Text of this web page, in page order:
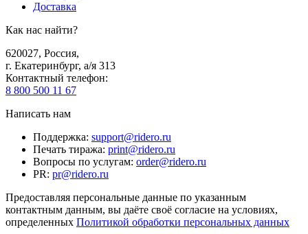
Доставка
Как нас найти?
620027, Россия,
г. Екатеринбург, а/я 313
Контактный телефон:
8 800 500 11 67
Написать нам
Поддержка: support@ridero.ru
Печать тиража: print@ridero.ru
Вопросы по услугам: order@ridero.ru
PR: pr@ridero.ru
Предоставляя персональные данные по указанным
контактным данным, вы даёте своё согласие на условиях,
определенных Политикой обработки персональных данных